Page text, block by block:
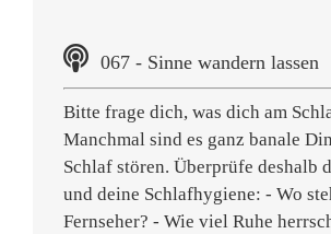
067 - Sinne wandern lassen
Bitte frage dich, was dich am
Manchmal sind es ganz banale
Schlaf stören. Überprüfe deshalb
und deine Schlafhygiene: - Wo
Fernseher? - Wie viel Ruhe